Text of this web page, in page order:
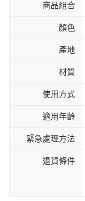
商品組合
顏色
產地
材質
使用方式
適用年齡
緊急處理方法
退貨條件